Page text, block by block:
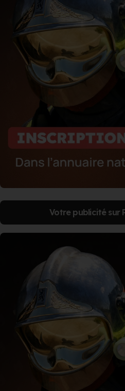
Votre publicité sur